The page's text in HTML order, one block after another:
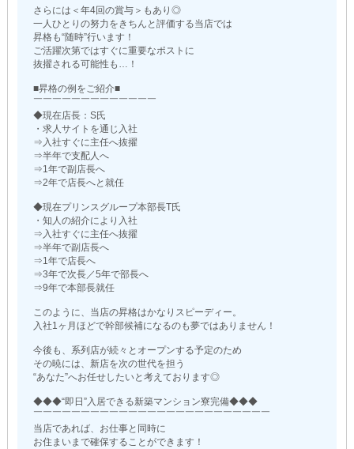
さらには＜年4回の賞与＞もあり◎
一人ひとりの努力をきちんと評価する当店では
昇格も“随時”行います！
ご活躍次第ではすぐに重要なポストに
抜擢される可能性も…！
■昇格の例をご紹介■
￣￣￣￣￣￣￣￣￣￣￣￣￣
◆現在店長：S氏
・求人サイトを通じ入社
⇒入社すぐに主任へ抜擢
⇒半年で支配人へ
⇒1年で副店長へ
⇒2年で店長へと就任
◆現在プリンスグループ本部長T氏
・知人の紹介により入社
⇒入社すぐに主任へ抜擢
⇒半年で副店長へ
⇒1年で店長へ
⇒3年で次長／5年で部長へ
⇒9年で本部長就任
このように、当店の昇格はかなりスピーディー。
入社1ヶ月ほどで幹部候補になるのも夢ではありません！
今後も、系列店が続々とオープンする予定のため
その暁には、新店を次の世代を担う
“あなた”へお任せしたいと考えております◎
◆◆◆“即日”入居できる新築マンション寮完備◆◆◆
￣￣￣￣￣￣￣￣￣￣￣￣￣￣￣￣￣￣￣￣￣￣￣￣￣
当店であれば、お仕事と同時に
お住まいまで確保することができます！